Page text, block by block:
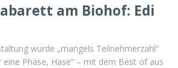
am Biohof: Edi
wurde „mangels Teilnehmerzahl“
Phase, Hase“ – mit dem Best of aus